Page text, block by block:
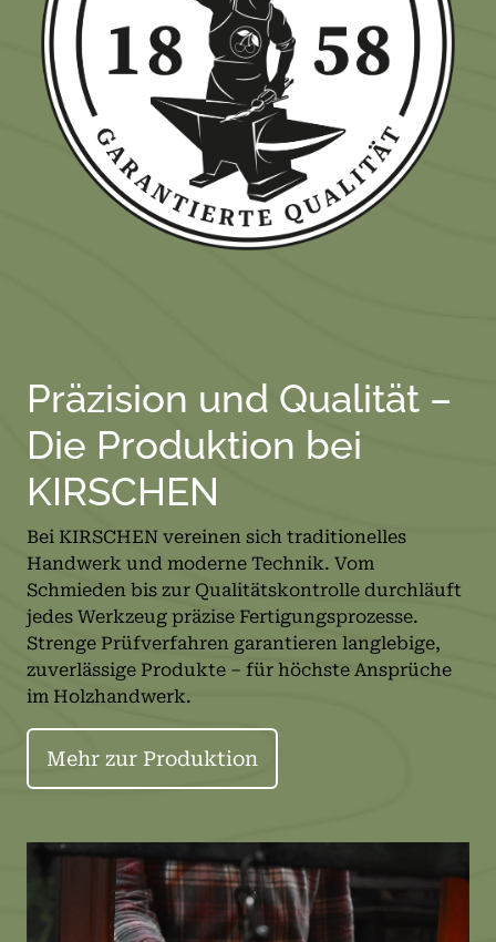
Präzision und Qualität –
Die Produktion bei
KIRSCHEN
Bei KIRSCHEN vereinen sich traditionelles
Handwerk und moderne Technik. Vom
Schmieden bis zur Qualitätskontrolle durchläuft
jedes Werkzeug präzise Fertigungsprozesse.
Strenge Prüfverfahren garantieren langlebige,
zuverlässige Produkte – für höchste Ansprüche
im Holzhandwerk.
Mehr zur Produktion